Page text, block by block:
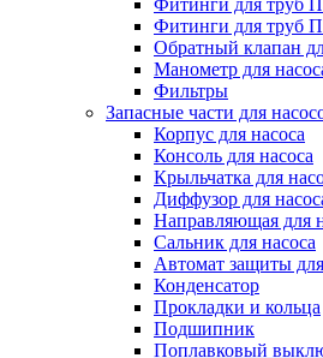
Фитинги для труб
Фитинги для труб
Обратный клапан
Манометр для
Фильтры
Запасные части для
Корпус для насоса
Консоль для насоса
Крыльчатка для
Диффузор для
Направляющая для
Сальник для насоса
Автомат защиты
Конденсатор
Прокладки и кольца
Подшипник
Поплавковый